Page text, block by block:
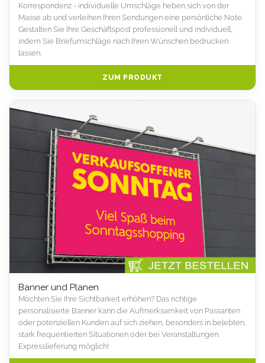
Korrespondenz - individuelle Umschläge heben sich von der
Masse ab und verleihen Ihren Sendungen eine persönliche Note.
Gestalten Sie Ihre Geschäftspost professionell und individuell,
indem Sie Briefumschläge nach Ihren Wünschen bedrucken
lassen.
ZUM PRODUKT
Banner und Planen
Möchten Sie Ihre Sichtbarkeit erhöhen? Das richtige
personalisierte Banner kann die Aufmerksamkeit von Passanten
oder potenziellen Kunden auf sich ziehen, besonders in belebten,
stark frequentierten Situationen oder bei Veranstaltungen.
Expresslieferung möglich!